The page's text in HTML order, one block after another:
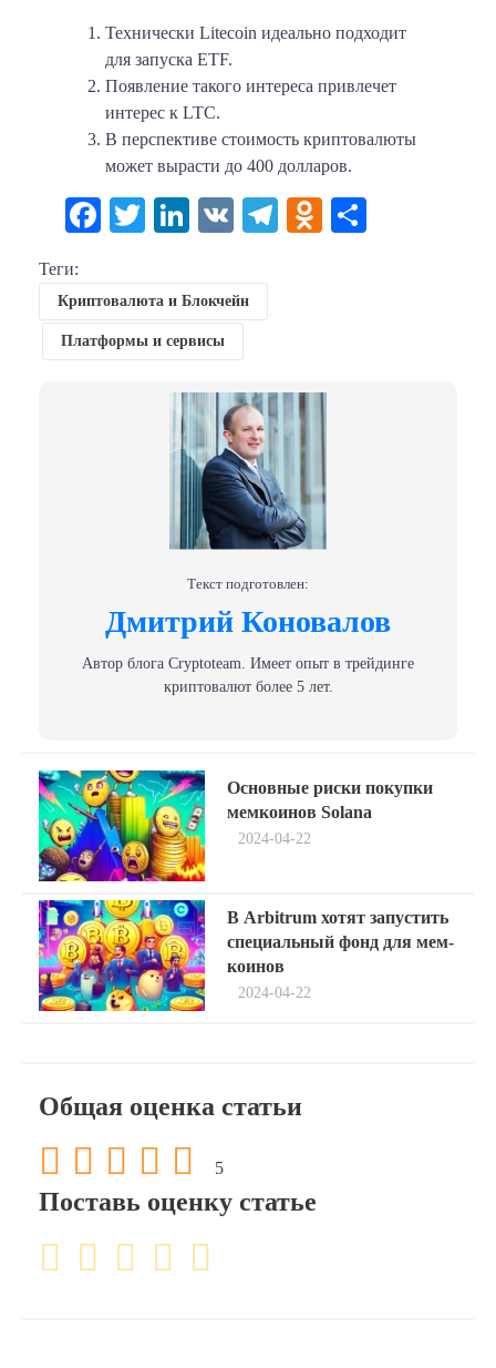
Технически Litecoin идеально подходит
для запуска ETF.
Появление такого интереса привлечет
интерес к LTC.
В перспективе стоимость криптовалюты
может вырасти до 400 долларов.
Facebook
TwitterLinkedIn
VK Telegram
Теги:
Криптовалюта и Блокчейн
Платформы и сервисы
Текст подготовлен:
Дмитрий Коновалов
Автор блога Сryptoteam. Имеет опыт в трейдинге
криптовалют более 5 лет.
Навигация
по
записям
Основные риски покупки
мемкоинов Solana
2024-04-22
В Arbitrum хотят запустить
специальный фонд для мем-
коинов
2024-04-22
Общая оценка статьи
5
Поставь оценку статье